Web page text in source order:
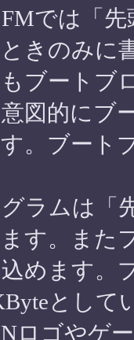
では「
きのみに
ブートブ
図的にブ
。ブート
ラムは「
す。また
めます。
とし
ロゴやゲ